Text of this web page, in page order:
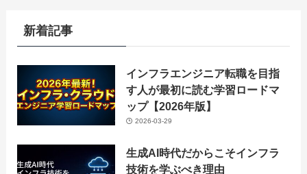
新着記事
インフラエンジニア転職を目指
す人が最初に読む学習ロードマ
ップ【2026年版】
2026-03-29
生成AI時代だからこそインフラ
技術を学ぶべき理由